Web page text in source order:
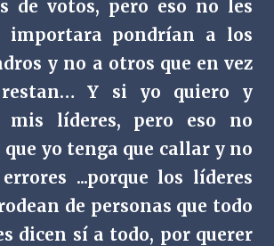
de votos, pero eso no les
importara pondrían a los
y no a otros que en vez
restan… Y si yo quiero y
mis líderes, pero eso no
yo tenga que callar y no
...porque los líderes
de personas que todo
dicen sí a todo, por querer